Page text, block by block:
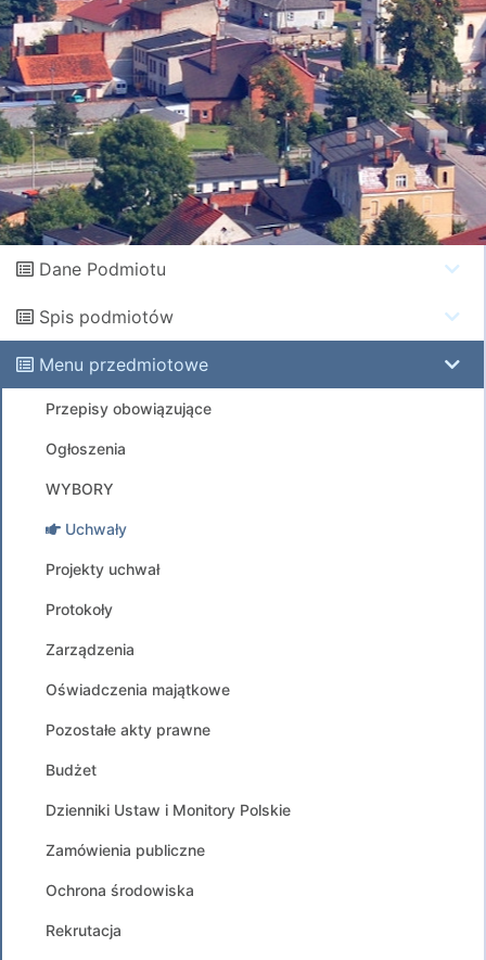
Dane Podmiotu
Spis podmiotów
Menu przedmiotowe
Przepisy obowiązujące
Ogłoszenia
WYBORY
Uchwały
Projekty uchwał
Protokoły
Zarządzenia
Oświadczenia majątkowe
Pozostałe akty prawne
Budżet
Dzienniki Ustaw i Monitory Polskie
Zamówienia publiczne
Ochrona środowiska
Rekrutacja